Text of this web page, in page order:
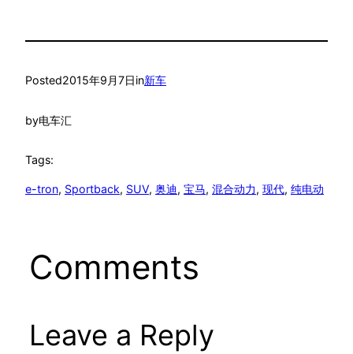
Posted2015年9月7日in新车
by电车汇
Tags:
e-tron, Sportback, SUV, 奥迪, 宝马, 混合动力, 现代, 纯电动
Comments
Leave a Reply